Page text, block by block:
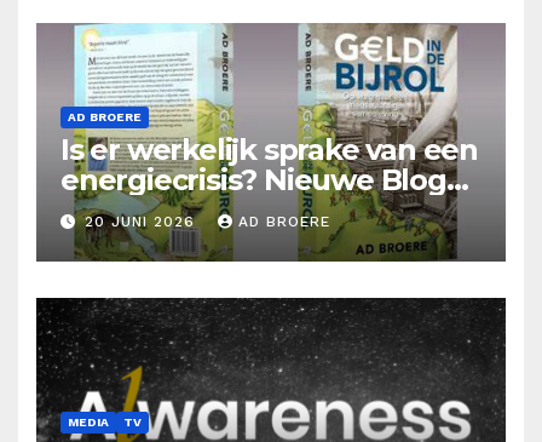
AD BROERE
Is er werkelijk sprake van een
energiecrisis? Nieuwe Blog
Ad Broere
20 JUNI 2026 AD BROERE
MEDIA TV